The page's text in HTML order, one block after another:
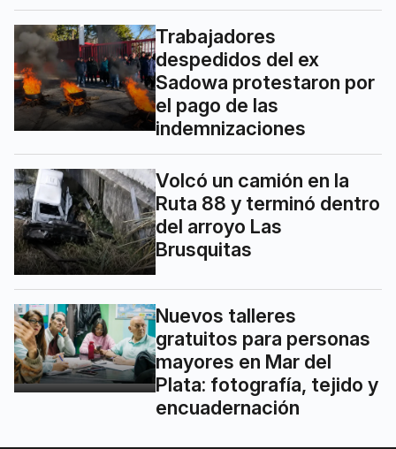
Trabajadores
despedidos del ex
Sadowa protestaron por
el pago de las
indemnizaciones
Volcó un camión en la
Ruta 88 y terminó dentro
del arroyo Las
Brusquitas
Nuevos talleres
gratuitos para personas
mayores en Mar del
Plata: fotografía, tejido y
encuadernación